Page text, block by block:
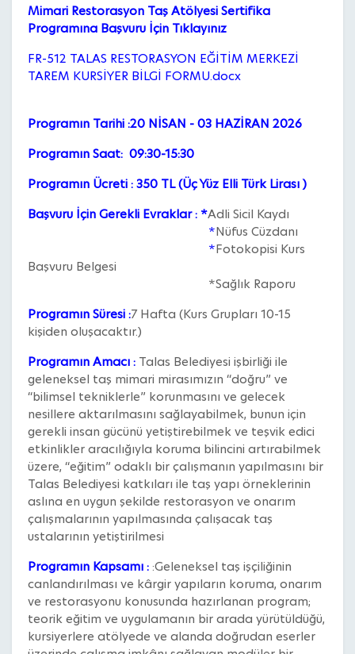
Mimari Restorasyon Taş Atölyesi Sertifika
Programına Başvuru İçin Tıklayınız
FR-512 TALAS RESTORASYON EĞİTİM MERKEZİ
TAREM KURSİYER BİLGİ FORMU.docx
Programın Tarihi :20 NİSAN - 03 HAZİRAN 2026
Programın Saat: 09:30-15:30
Programın Ücreti : 350 TL (Üç Yüz Elli Türk Lirası )
Başvuru İçin Gerekli Evraklar : *Adli Sicil Kaydı
*Nüfus Cüzdanı
*Fotokopisi Kurs
Başvuru Belgesi
*Sağlık Raporu
Programın Süresi :7 Hafta (Kurs Grupları 10-15
kişiden oluşacaktır.)
Programın Amacı : Talas Belediyesi işbirliği ile
geleneksel taş mimari mirasımızın “doğru” ve
“bilimsel tekniklerle” korunmasını ve gelecek
nesillere aktarılmasını sağlayabilmek, bunun için
gerekli insan gücünü yetiştirebilmek ve teşvik edici
etkinlikler aracılığıyla koruma bilincini artırabilmek
üzere, “eğitim” odaklı bir çalışmanın yapılmasını bir
Talas Belediyesi katkıları ile taş yapı örneklerinin
aslına en uygun şekilde restorasyon ve onarım
çalışmalarının yapılmasında çalışacak taş
ustalarının yetiştirilmesi
Programın Kapsamı ::Geleneksel taş işçiliğinin
canlandırılması ve kârgir yapıların koruma, onarım
ve restorasyonu konusunda hazırlanan program;
teorik eğitim ve uygulamanın bir arada yürütüldüğü,
kursiyerlere atölyede ve alanda doğrudan eserler